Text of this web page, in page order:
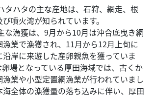
タハタの主な産地は、石狩、網走、根
噴火湾が知られています。
な漁獲は、9月から10月は沖合底曳き網
業で漁獲され、11月から12月上旬に
岸に来遊した産卵親魚を獲っていま
場となっている厚田海域では、古くか
漁業や小型定置網漁業が行われていまし
全体の漁獲量の落ち込みに伴い、厚田